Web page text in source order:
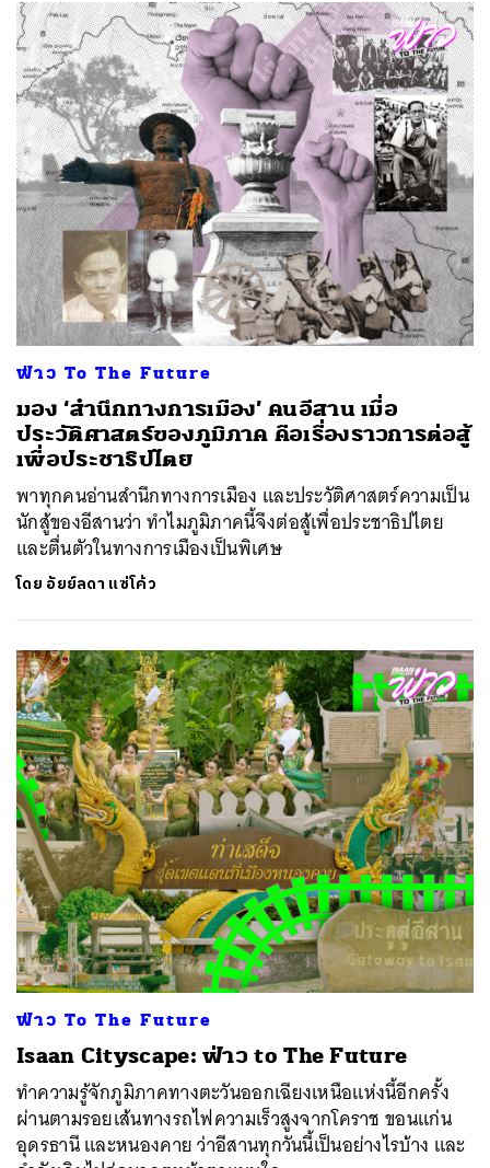
ฟ่าว To The Future
มอง ‘สำนึกทางการเมือง’ คนอีสาน เมื่อ
ประวัติศาสตร์ของภูมิภาค คือเรื่องราวการต่อสู้
เพื่อประชาธิปไตย
พาทุกคนอ่านสำนึกทางการเมือง และประวัติศาสตร์ความเป็น
นักสู้ของอีสานว่า ทำไมภูมิภาคนี้จึงต่อสู้เพื่อประชาธิปไตย
และตื่นตัวในทางการเมืองเป็นพิเศษ
โดย อัยย์ลดา แซ่โค้ว
ฟ่าว To The Future
Isaan Cityscape: ฟ่าว to The Future
ทำความรู้จักภูมิภาคทางตะวันออกเฉียงเหนือแห่งนี้อีกครั้ง
ผ่านตามรอยเส้นทางรถไฟความเร็วสูงจากโคราช ขอนแก่น
อุดรธานี และหนองคาย ว่าอีสานทุกวันนี้เป็นอย่างไรบ้าง และ